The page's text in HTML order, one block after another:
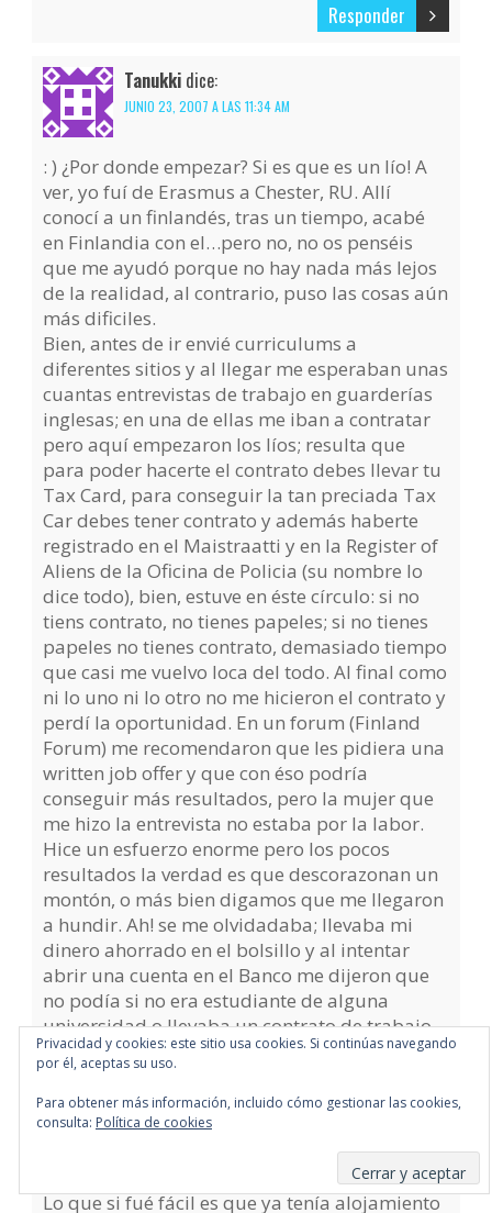
Responder
Tanukki dice:
JUNIO 23, 2007 A LAS 11:34 AM
: ) ¿Por donde empezar? Si es que es un lío! A
ver, yo fuí de Erasmus a Chester, RU. Allí
conocí a un finlandés, tras un tiempo, acabé
en Finlandia con el…pero no, no os penséis
que me ayudó porque no hay nada más lejos
de la realidad, al contrario, puso las cosas aún
más dificiles.
Bien, antes de ir envié curriculums a
diferentes sitios y al llegar me esperaban unas
cuantas entrevistas de trabajo en guarderías
inglesas; en una de ellas me iban a contratar
pero aquí empezaron los líos; resulta que
para poder hacerte el contrato debes llevar tu
Tax Card, para conseguir la tan preciada Tax
Car debes tener contrato y además haberte
registrado en el Maistraatti y en la Register of
Aliens de la Oficina de Policia (su nombre lo
dice todo), bien, estuve en éste círculo: si no
tiens contrato, no tienes papeles; si no tienes
papeles no tienes contrato, demasiado tiempo
que casi me vuelvo loca del todo. Al final como
ni lo uno ni lo otro no me hicieron el contrato y
perdí la oportunidad. En un forum (Finland
Forum) me recomendaron que les pidiera una
written job offer y que con éso podría
conseguir más resultados, pero la mujer que
me hizo la entrevista no estaba por la labor.
Hice un esfuerzo enorme pero los pocos
resultados la verdad es que descorazonan un
montón, o más bien digamos que me llegaron
a hundir. Ah! se me olvidadaba; llevaba mi
dinero ahorrado en el bolsillo y al intentar
abrir una cuenta en el Banco me dijeron que
no podía si no era estudiante de alguna
universidad o llevaba un contrato de trabajo.
También fuí a los consejeros Eures, y ¿Sabéis
que consejo me dieron? Encontrar un trabajo
para poder tener todos los papeles….
Yo pensaba que es fácil irse a otro país, «soy
de la unión Europea» pero no hay nada más
Lo que si fué fácil es que ya tenía alojamiento
Privacidad y cookies: este sitio usa cookies. Si continúas navegando
por él, aceptas su uso.
Para obtener más información, incluido cómo gestionar las cookies,
consulta: Política de cookies